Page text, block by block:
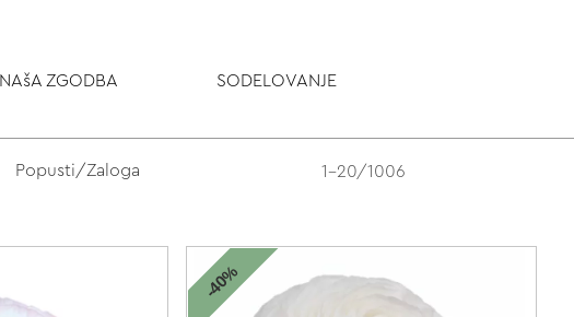
NAšA ZGODBA SODELOVANJE
1-20/1006
Popusti/Zaloga
-40%